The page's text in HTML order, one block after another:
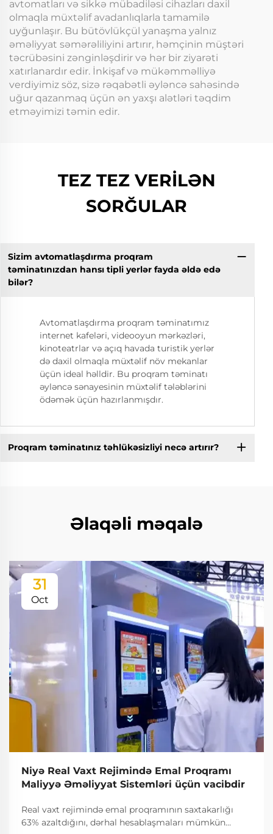
avtomatları və sikkə mübadiləsi cihazları daxil
olmaqla müxtəlif avadanlıqlarla tamamilə
uyğunlaşır. Bu bütövlükçül yanaşma yalnız
əməliyyat səmərəliliyini artırır, həmçinin müştəri
təcrübəsini zənginləşdirir və hər bir ziyarəti
xatırlanardır edir. İnkişaf və mükəmməlliyə
verdiyimiz söz, sizə rəqabətli əyləncə sahəsində
uğur qazanmaq üçün ən yaxşı alətləri təqdim
etməyimizi təmin edir.
TEZ TEZ VERİLƏN
SORĞULAR
Sizim avtomatlaşdırma proqram
təminatınızdan hansı tipli yerlər fayda əldə edə
bilər?
Avtomatlaşdırma proqram təminatımız
internet kafeləri, videooyun mərkəzləri,
kinoteatrlar və açıq havada turistik yerlər
də daxil olmaqla müxtəlif növ mekanlar
üçün ideal həlldir. Bu proqram təminatı
əyləncə sənayesinin müxtəlif tələblərini
ödəmək üçün hazırlanmışdır.
Proqram təminatınız təhlükəsizliyi necə artırır?
Əlaqəli məqalə
31
Oct
Niyə Real Vaxt Rejimində Emal Proqramı
Maliyyə Əməliyyat Sistemləri üçün vacibdir
Real vaxt rejimində emal proqramının saxtakarlığı
63% azaltdığını, dərhal hesablaşmaları mümkün